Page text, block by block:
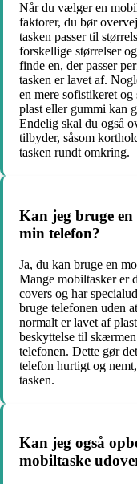
Når du vælger en
faktorer, du bør
tasken passer til
forskellige størrelser
finde en, der passer
tasken er lavet af.
en mere sofistikeret og
plast eller gummi kan
Endelig skal du også
tilbyder, såsom
tasken rundt omkring.
Kan jeg bruge
min telefon?
Ja, du kan bruge en
Mange mobiltasker er
covers og har
bruge telefonen uden
normalt er lavet af
beskyttelse til
telefonen. Dette gør
telefon hurtigt og
tasken.
Kan jeg også
mobiltaske